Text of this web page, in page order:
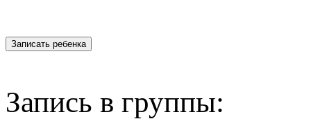
Записать ребенка
Запись в группы: